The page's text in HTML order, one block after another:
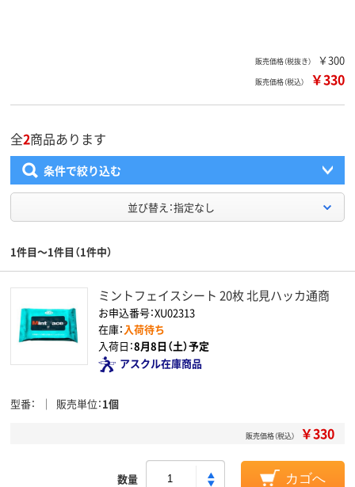
販売価格（税抜き） ￥300
販売価格（税込） ￥330
全2商品あります
条件で絞り込む
並び替え：指定なし
1件目～1件目（1件中）
ミントフェイスシート 20枚 北見ハッカ通商
お申込番号：XU02313
在庫：入荷待ち
入荷日：8月8日（土）予定
アスクル在庫商品
型番 販売単位 1個
販売価格（税込） ￥330
数量 カゴへ